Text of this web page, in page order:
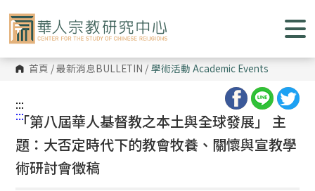
到
主
要
內
容
區 首頁 /最新消息BULLETIN / 學術活動Academic Events
:::
:::
「第八屆華人基督教之本土與全球發展」 主
題：大否定時代下的教會牧養、關懷與宣教學
術研討會徵稿